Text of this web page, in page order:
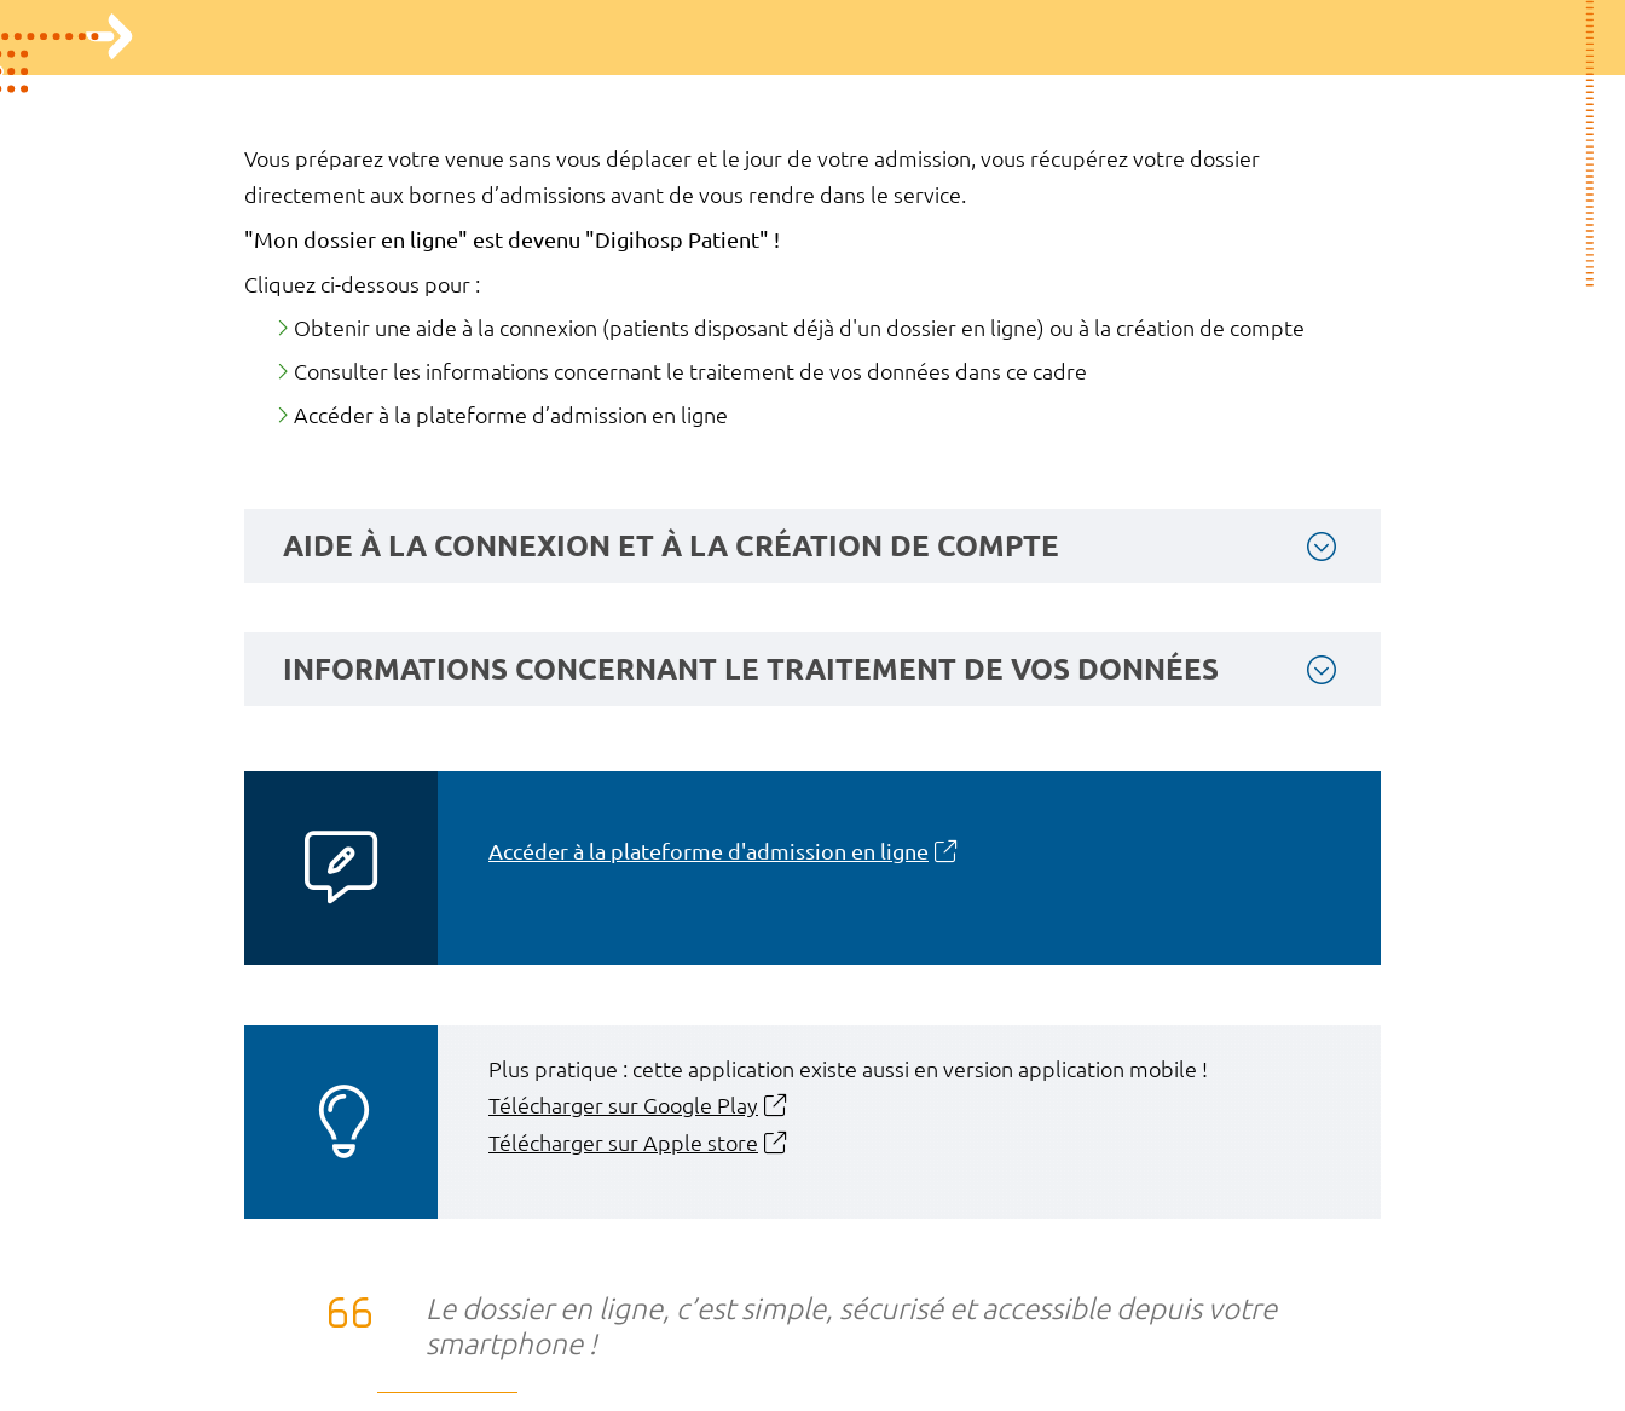
Vous préparez votre venue sans vous déplacer et le jour de votre admission, vous récupérez votre dossier
directement aux bornes d’admissions avant de vous rendre dans le service.
"Mon dossier en ligne" est devenu "Digihosp Patient" !
Cliquez ci-dessous pour :
Obtenir une aide à la connexion (patients disposant déjà d'un dossier en ligne) ou à la création de compte
Consulter les informations concernant le traitement de vos données dans ce cadre
Accéder à la plateforme d’admission en ligne
AIDE À LA CONNEXION ET À LA CRÉATION DE COMPTE
INFORMATIONS CONCERNANT LE TRAITEMENT DE VOS DONNÉES
Accéder à la plateforme d'admission en ligne
Plus pratique : cette application existe aussi en version application mobile !
Télécharger sur Google Play
Télécharger sur Apple store
Le dossier en ligne, c’est simple, sécurisé et accessible depuis votre
smartphone !